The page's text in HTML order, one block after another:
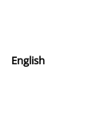
English